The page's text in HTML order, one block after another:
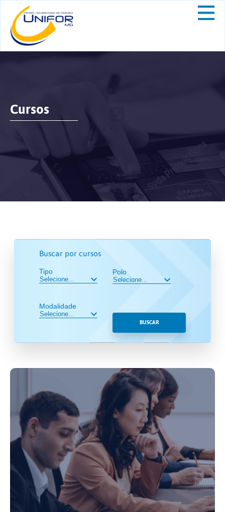
Cursos
Buscar por cursos
Tipo
Modalidade
Polo
BUSCAR